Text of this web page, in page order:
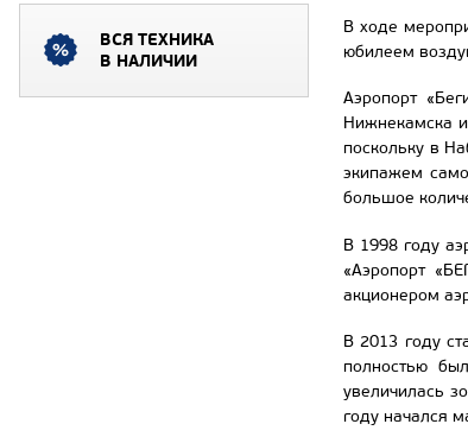
ВСЯ ТЕХНИКА
В НАЛИЧИИ
В ходе
юбилеем
Аэропорт
Нижнекамска
поскольку в
экипажем
большое
В 1998 году
«Аэропорт
акционером
В 2013 году
полностью
увеличилась
году начался